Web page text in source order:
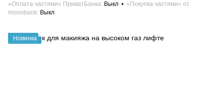
«Оплата частями» ПриватБанка Выкл
«Покупка частями» от
monobank Выкл
Новинка